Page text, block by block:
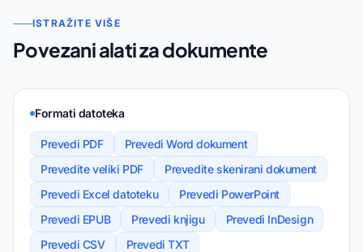
ISTRAŽITE VIŠE
Povezani alati za dokumente
Formati datoteka
Prevedi PDF
Prevedi Word dokument
Prevedite veliki PDF
Prevedite skenirani dokument
Prevedi Excel datoteku
Prevedi PowerPoint
Prevedi EPUB
Prevedi knjigu
Prevedi InDesign
Prevedi CSV
Prevedi TXT